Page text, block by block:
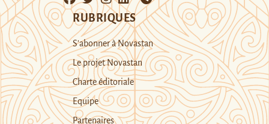
RUBRIQUES
S’abonner à Novastan
Le projet Novastan
Charte éditoriale
Equipe
Partenaires